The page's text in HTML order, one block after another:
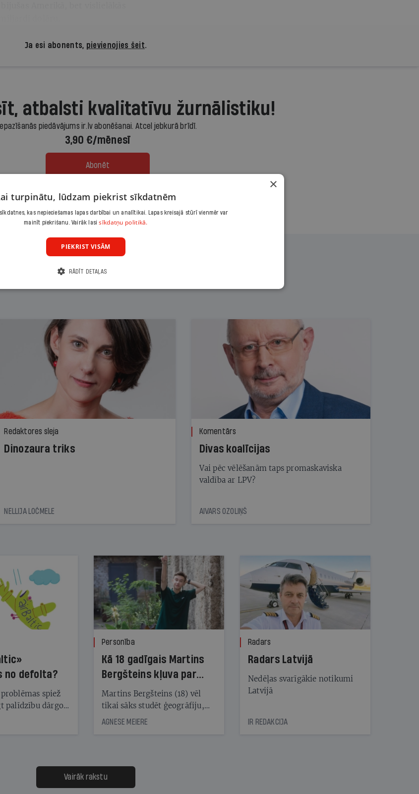
Ja esi abonents, pievienojies šeit.
atbalsti kvalitatīvu žurnālistiku!
Iepazīšanās piedāvājums ir.lv abonēšanai. Atcel jebkurā brīdī.
3,90 €/mēnesī
Abonēt
Citas abonēšanas iespējas meklē šeit
Redaktores sleja
Dinozaura triks
NELLIJA LOČMELE
Komentārs
Divas koalīcijas
Vai pēc vēlēšanām taps promaskaviska
valdība ar LPV?
AIVARS OZOLIŅŠ
no defolta?
spiež
palīdzību dārgo
taču
procentus,
jau trīs dienas
sapulces
Personība
Kā 18 gadīgais Martins
Bergšteins kļuva par
laika ziņu seju?
Martins Bergšteins (18) vēl
tikai sāks studēt ģeogrāfiju,
bet viņa sacītajam jau uzticas
uzcītīga darba, mammas
atbalsts un drosme turpināt
meteovērojumus arī tad, kad
AGNESE MEIERE
Radars
Radars Latvijā
Nedēļas svarīgākie notikumi
Latvijā
IR REDAKCIJA
Vairāk rakstu
×
turpinātu, lūdzam piekrist sīkdatnēm
kas nepieciešamas lapas darbībai un analītikai. Lapas kreisajā stūrī vienmēr var
mainīt piekrišanu. Vairāk lasisīkdatņu politikā.
PIEKRIST VISĀM
RĀDĪT DETAĻAS